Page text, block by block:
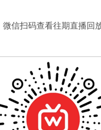
微信扫码查看往期直播回